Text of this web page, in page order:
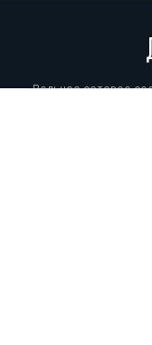
Вольное сетевое